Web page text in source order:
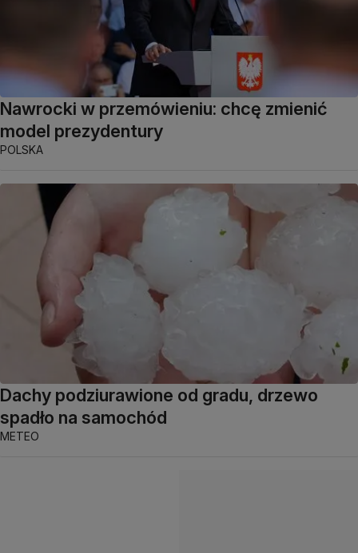
Nawrocki w przemówieniu: chcę zmienić
model prezydentury
POLSKA
Dachy podziurawione od gradu, drzewo
spadło na samochód
METEO